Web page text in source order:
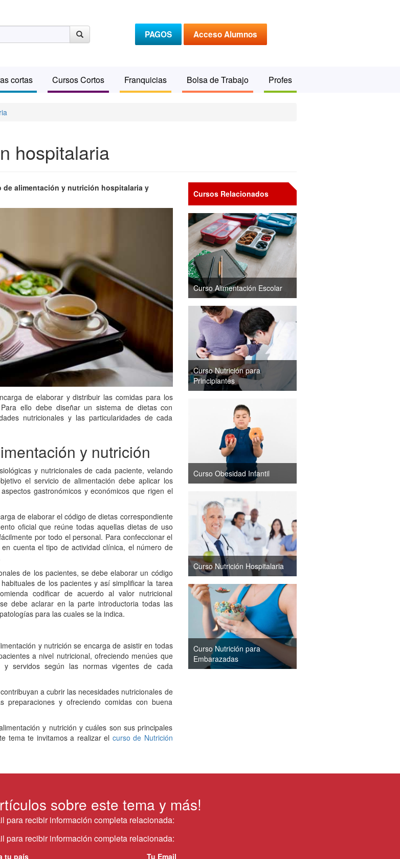
PAGOS Acceso Alumnos
cortas Cursos Cortos Franquicias Bolsa de Trabajo Profes
hospitalaria
alimentación y nutrición hospitalaria y
de elaborar y distribuir las comidas para los
ello debe diseñar un sistema de dietas con
nutricionales y las particularidades de cada
y nutrición
y nutricionales de cada paciente, velando
el servicio de alimentación debe aplicar los
gastronómicos y económicos que rigen el
de elaborar el código de dietas correspondiente
oficial que reúne todas aquellas dietas de uso
por todo el personal. Para confeccionar el
cuenta el tipo de actividad clínica, el número de
de los pacientes, se debe elaborar un código
de los pacientes y así simplificar la tarea
codificar de acuerdo al valor nutricional
debe aclarar en la parte introductoria todas las
para las cuales se la indica.
y nutrición se encarga de asistir en todas
a nivel nutricional, ofreciendo menúes que
y servidos según las normas vigentes de cada
a cubrir las necesidades nutricionales de
preparaciones y ofreciendo comidas con buena
y nutrición y cuáles son sus principales
tema te invitamos a realizar el curso de Nutrición
Cursos Relacionados
Curso Alimentación Escolar
Curso Nutrición para
Principiantes
Curso Obesidad Infantil
Curso Nutrición Hospitalaria
Curso Nutrición para
Embarazadas
sobre este tema y más!
para recibir información completa relacionada:
para recibir información completa relacionada:
tu país Tu Email